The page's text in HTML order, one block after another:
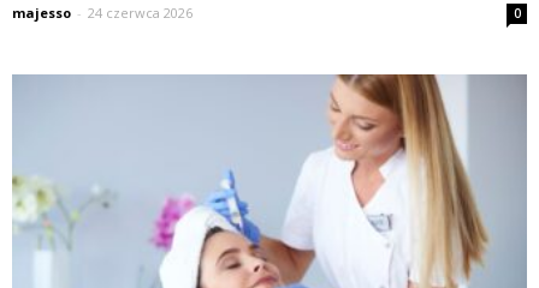
majesso - 24 czerwca 2026 0